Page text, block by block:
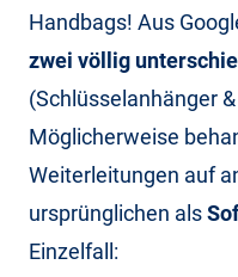
Handbags! Aus
zwei völlig
(Schlüsselanhänger
Möglicherweise
Weiterleitungen auf
ursprünglichen als
Einzelfall: